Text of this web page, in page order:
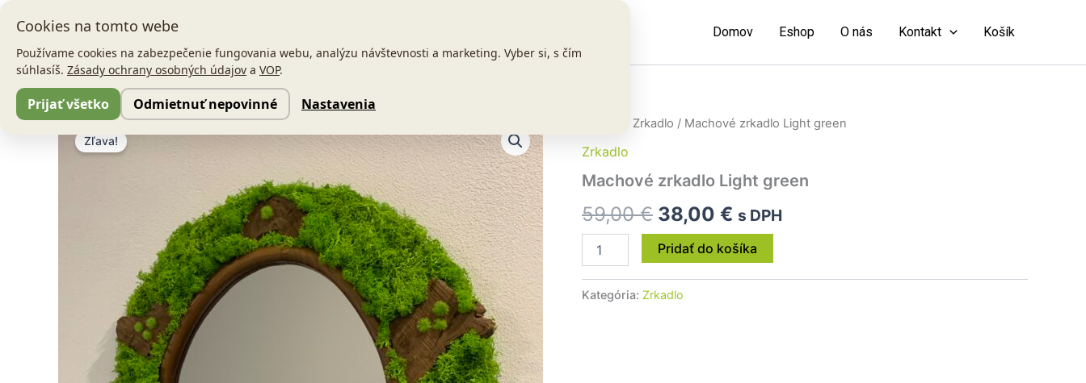
obsah
Domov Eshop O nás Kontakt Košík
Zľava!
Zrkadlo / Machové zrkadlo Light green
Zrkadlo
Machové zrkadlo Light green
59,00€
Pôvodná
bola:
59,00 €.
38,00 €
Aktuálna
je:
38,00 €.
s DPH
zrkadlo
green
Pridať do košíka
Kategória: Zrkadlo
Cookies na tomto webe
Používame cookies na zabezpečenie fungovania webu, analýzu návštevnosti a marketing. Vyber si, s čím
súhlasíš. Zásady ochrany osobných údajov a VOP.
Prijať všetko Odmietnuť nepovinné Nastavenia